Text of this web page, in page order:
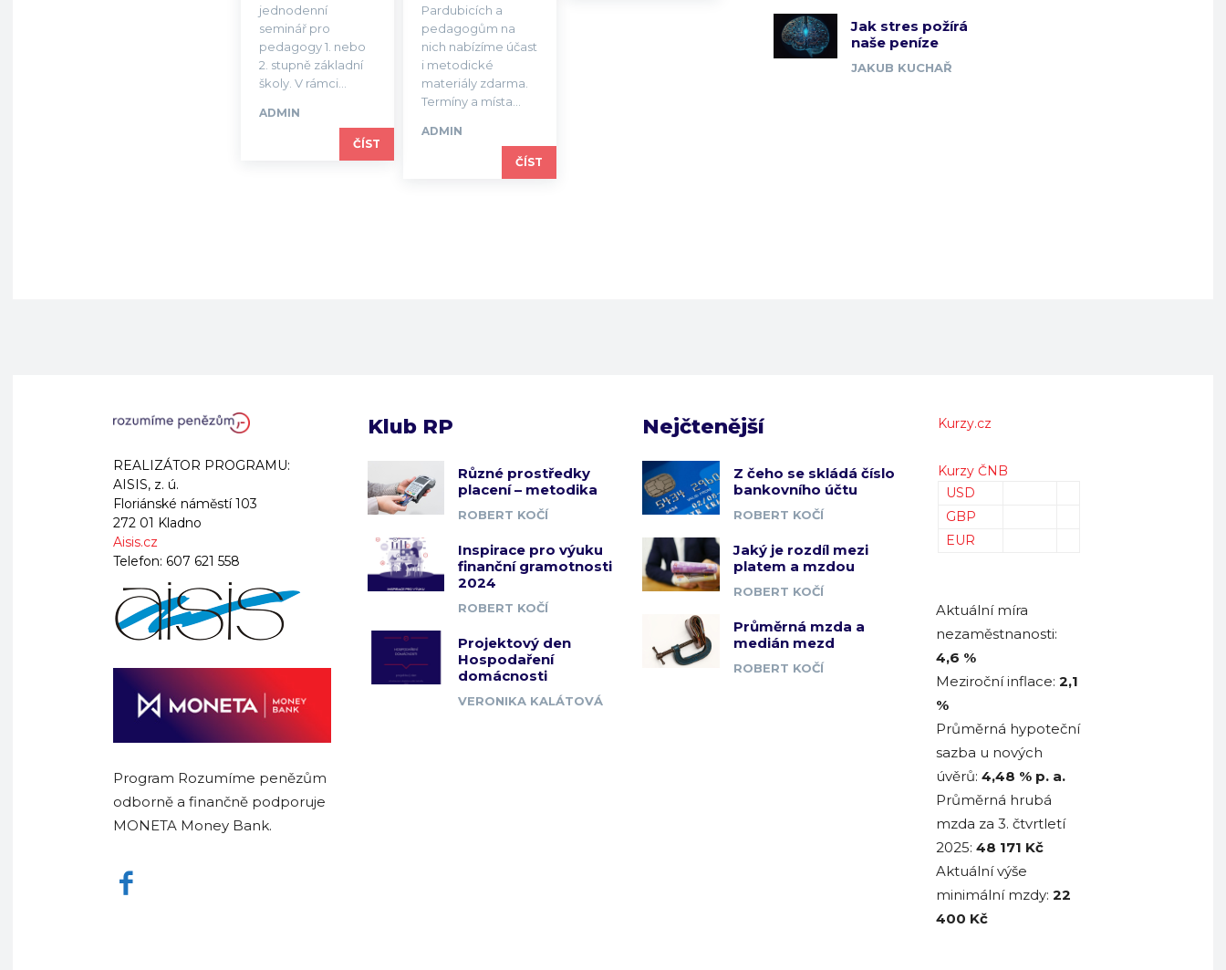
jednodenní
seminář pro
pedagogy 1. nebo
2. stupně základní
školy. V rámci...
ADMIN
ČÍST
Pardubicích a
pedagogům na
nich nabízíme účast
i metodické
materiály zdarma.
Termíny a místa...
ADMIN
ČÍST
Jak stres požírá
naše peníze
JAKUB KUCHAŘ
REALIZÁTOR PROGRAMU:
AISIS, z. ú.
Floriánské náměstí 103
272 01 Kladno
Aisis.cz
Telefon: 607 621 558
Program Rozumíme penězům
odborně a finančně podporuje
MONETA Money Bank.
Klub RP
Různé prostředky
placení – metodika
ROBERT KOČÍ
Inspirace pro výuku
finanční gramotnosti
2024
ROBERT KOČÍ
Projektový den
Hospodaření
domácnosti
VERONIKA KALÁTOVÁ
Nejčtenější
Z čeho se skládá číslo
bankovního účtu
ROBERT KOČÍ
Jaký je rozdíl mezi
platem a mzdou
ROBERT KOČÍ
Průměrná mzda a
medián mezd
ROBERT KOČÍ
Kurzy.cz
Kurzy ČNB
USD
GBP
EUR
Aktuální míra
nezaměstnanosti:
4,6 %
Meziroční inflace: 2,1
%
Průměrná hypoteční
sazba u nových
úvěrů: 4,48 % p. a.
Průměrná hrubá
mzda za 3. čtvrtletí
2025: 48 171 Kč
Aktuální výše
minimální mzdy: 22
400 Kč